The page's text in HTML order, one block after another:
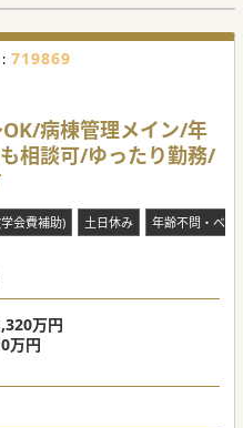
719869
OK/病棟管理メイン/年
相談可/ゆったり勤務/
会費補助) 土日休み 年齢不問・ベテ
万円
万円
有）：1,110万円
有）：1,440万円